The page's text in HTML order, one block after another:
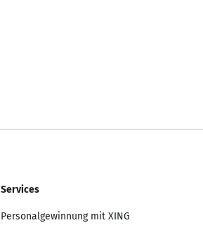
Services
Personalgewinnung mit XING